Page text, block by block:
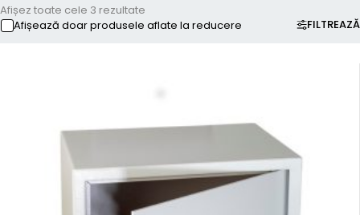
FILTREAZĂ
Afișez toate cele 3 rezultate
Afișează doar produsele aflate la reducere